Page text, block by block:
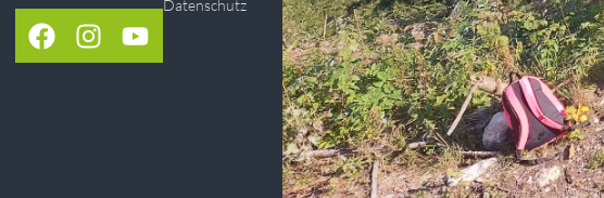
Datenschutz